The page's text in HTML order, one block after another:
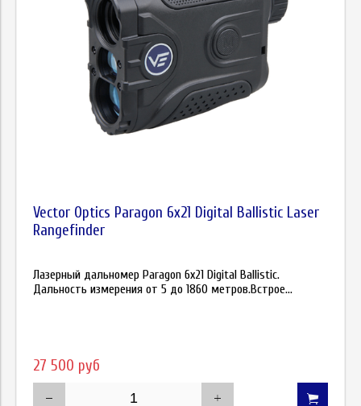
Vector Optics Paragon 6x21 Digital Ballistic Laser
Rangefinder
Лазерный дальномер Paragon 6x21 Digital Ballistic.
Дальность измерения от 5 до 1860 метров.Встрое...
27 500 руб